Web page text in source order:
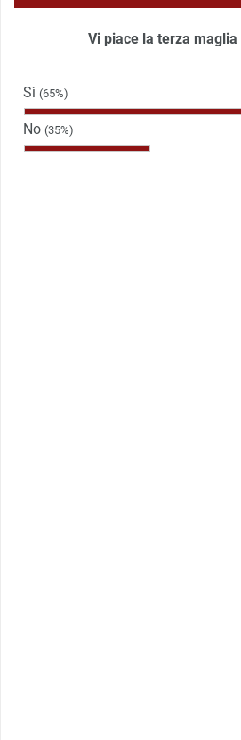
Vi piace la terza maglia
Sì (65%)
No (35%)